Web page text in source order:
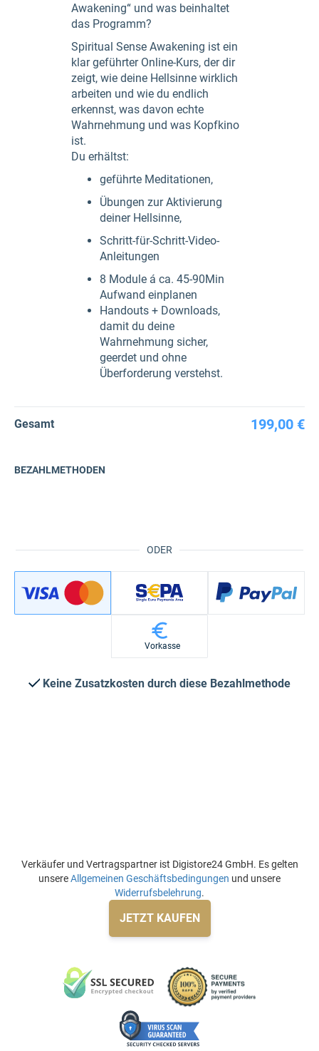
Awakening“ und was beinhaltet
das Programm?
Spiritual Sense Awakening ist ein
klar geführter Online-Kurs, der dir
zeigt, wie deine Hellsinne wirklich
arbeiten und wie du endlich
erkennst, was davon echte
Wahrnehmung und was Kopfkino
ist.
Du erhältst:
geführte Meditationen,
Übungen zur Aktivierung
deiner Hellsinne,
Schritt-für-Schritt-Video-
Anleitungen
8 Module á ca. 45-90Min
Aufwand einplanen
Handouts + Downloads,
damit du deine
Wahrnehmung sicher,
geerdet und ohne
Überforderung verstehst.
Gesamt 199,00 €
ODER
BEZAHLMETHODEN
Vorkasse
Keine Zusatzkosten durch diese Bezahlmethode
Verkäufer und Vertragspartner ist Digistore24 GmbH. Es gelten
unsereAllgemeinen Geschäftsbedingungen und unsere
Widerrufsbelehrung.
JETZT KAUFEN